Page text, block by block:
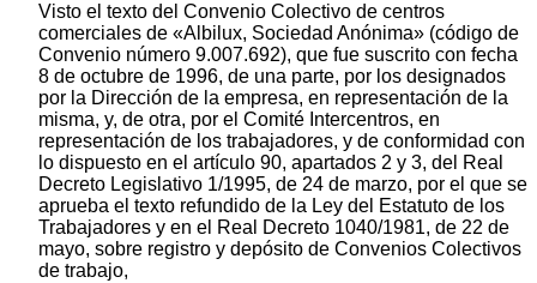
Visto el texto del Convenio Colectivo de centros
comerciales de «Albilux, Sociedad Anónima» (código de
Convenio número 9.007.692), que fue suscrito con fecha
8 de octubre de 1996, de una parte, por los designados
por la Dirección de la empresa, en representación de la
misma, y, de otra, por el Comité Intercentros, en
representación de los trabajadores, y de conformidad con
lo dispuesto en el artículo 90, apartados 2 y 3, del Real
Decreto Legislativo 1/1995, de 24 de marzo, por el que se
aprueba el texto refundido de la Ley del Estatuto de los
Trabajadores y en el Real Decreto 1040/1981, de 22 de
mayo, sobre registro y depósito de Convenios Colectivos
de trabajo,